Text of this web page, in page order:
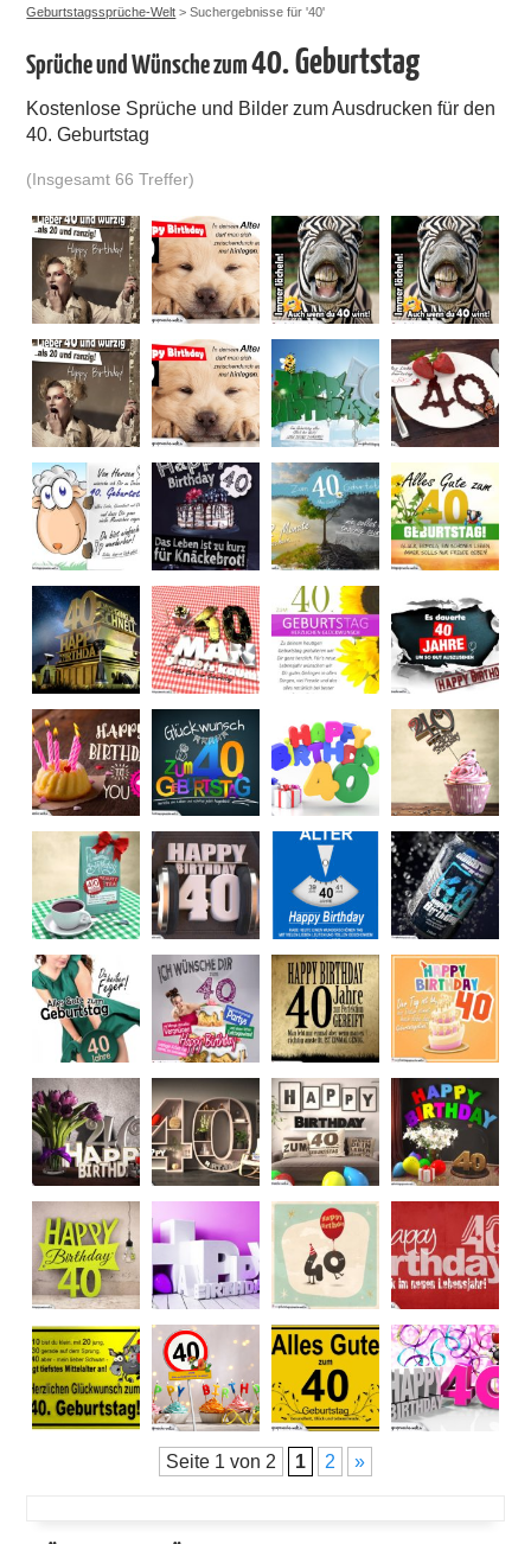
Geburtstagssprüche-Welt > Suchergebnisse für '40'
Sprüche und Wünsche zum40. Geburtstag
Kostenlose Sprüche und Bilder zum Ausdrucken für den
40. Geburtstag
(Insgesamt 66 Treffer)
Seite 1 von 2 1 2 »